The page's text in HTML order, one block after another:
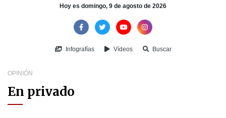
Hoy es domingo, 9 de agosto de 2026
Infografías Vídeos Buscar
OPINIÓN
En privado